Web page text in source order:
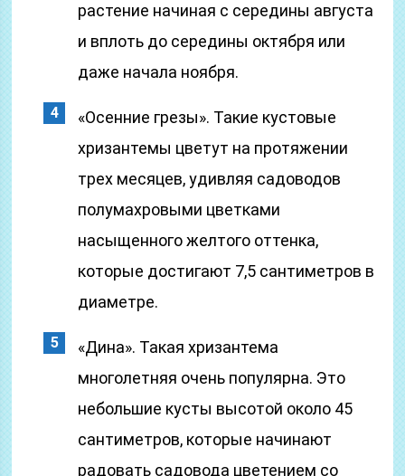
растение начиная с середины августа
и вплоть до середины октября или
даже начала ноября.
«Осенние грезы». Такие кустовые
хризантемы цветут на протяжении
трех месяцев, удивляя садоводов
полумахровыми цветками
насыщенного желтого оттенка,
которые достигают 7,5 сантиметров в
диаметре.
«Дина». Такая хризантема
многолетняя очень популярна. Это
небольшие кусты высотой около 45
сантиметров, которые начинают
радовать садовода цветением со